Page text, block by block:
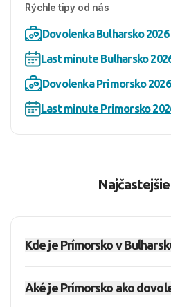
Rýchle tipy od nás
Dovolenka Bulharsko 2026
Last minute Bulharsko
Dovolenka Primorsko 2026
Last minute Primorsko
Kde je Prímorsko v
čiernomorského pobrežia v
Aké je Prímorsko ako